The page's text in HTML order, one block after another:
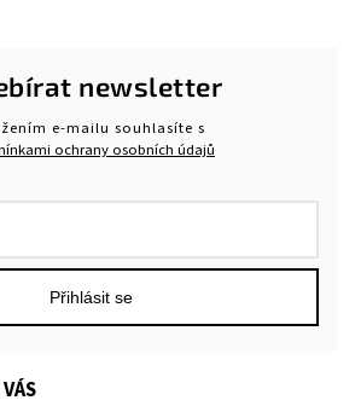
newsletter
e-mailu souhlasíte s
ochrany osobních údajů
Přihlásit se